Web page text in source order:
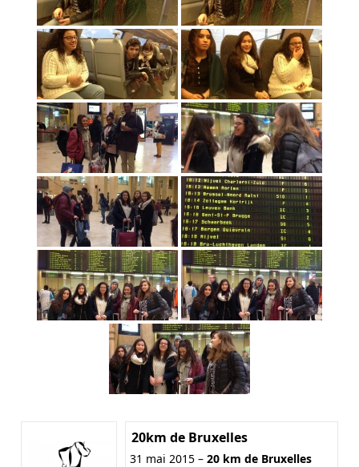
20km de Bruxelles
31 mai 2015 – 20 km de Bruxelles